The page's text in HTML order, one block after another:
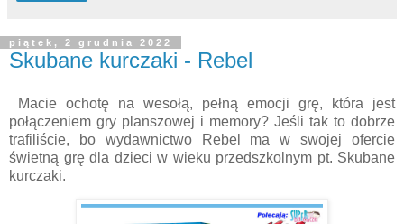
piątek, 2 grudnia 2022
Skubane kurczaki - Rebel
Macie ochotę na wesołą, pełną emocji grę, która jest
połączeniem gry planszowej i memory? Jeśli tak to dobrze
trafiliście, bo wydawnictwo Rebel ma w swojej ofercie
świetną grę dla dzieci w wieku przedszkolnym pt. Skubane
kurczaki.